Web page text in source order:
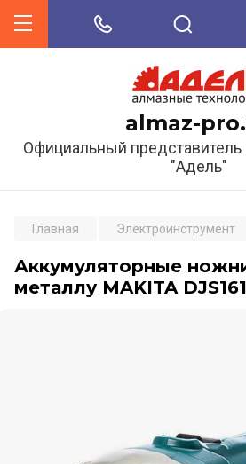
almaz-
Официальный
"Адель"
Главная Электроинструмент
Аккумуляторные
металлу MAKITA